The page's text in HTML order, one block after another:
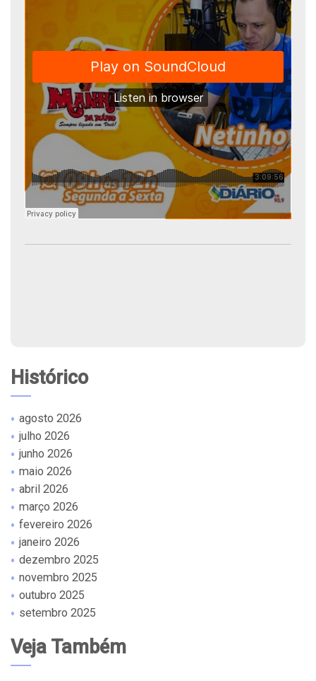
Histórico
agosto 2026
julho 2026
junho 2026
maio 2026
abril 2026
março 2026
fevereiro 2026
janeiro 2026
dezembro 2025
novembro 2025
outubro 2025
setembro 2025
Veja Também